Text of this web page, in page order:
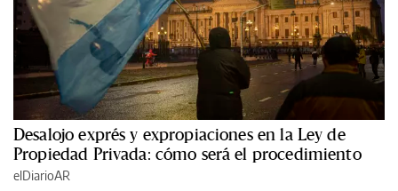
Desalojo exprés y expropiaciones en la Ley de
Propiedad Privada: cómo será el procedimiento
elDiarioAR